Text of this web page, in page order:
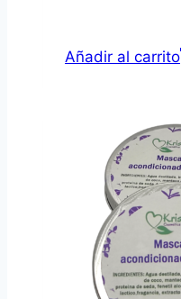
Añadir al carrito